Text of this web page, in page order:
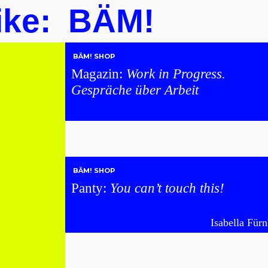
BÄM!
BÄM! SHOP
Magazin: Work in Progress.
Gespräche über Arbeit
BÄM! SHOP
Panty: You can’t touch this!
Isabella